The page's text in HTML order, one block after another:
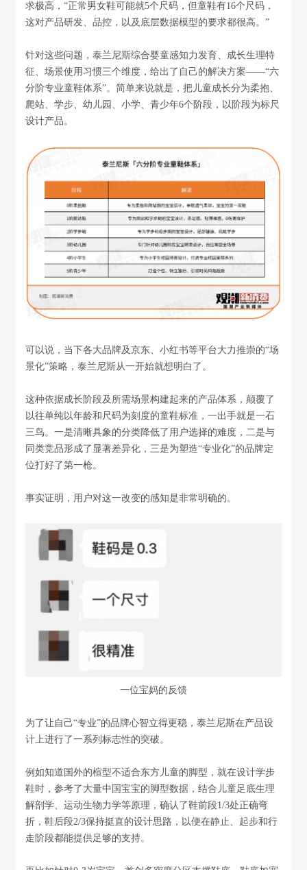
求极高，“正常男女鞋可能就5个尺码，但童鞋有16个尺码，
这对产品研发、品控，以及底层数据模型的要求都很高。”
针对这些问题，泰兰尼斯综合婴童感知力发育、成长生理特
征、场景使用习惯三个维度，给出了自己的解决方案——“六
分阶专业童鞋体系”。简单来说就是，把儿童成长分为柔抱、
爬站、学步、幼儿园、小学、青少年6个阶段，以阶段为标尺
设计产品。
可以说，当下各大品牌及京东、小红书等平台大力推崇的“场
景化”策略，泰兰尼斯从一开始就想明白了。
这种依据成长阶段及所需场景构建起来的产品体系，颠覆了
以往单纯以年龄和尺码为刻度的童鞋标准，一出手就是一石
三鸟。一是清晰具象的分类降低了用户选择的难度，二是与
同类竞品形成了显著差异化，三是为塑造“专业化”的品牌定
位打好了第一枪。
事实证明，用户对这一改变的感知是非常明确的。
一位宝妈的反馈
为了让自己“专业”的品牌心智立得更稳，泰兰尼斯在产品设
计上进行了一系列标志性的突破。
例如知道国外的楦型不适合东方儿童的脚型，就在设计学步
鞋时，参考了大量中国宝宝的脚型数据，结合儿童足底生理
解剖学、运动生物力学等原理，确认了鞋前段1/3处正确弯
折，鞋后段2/3保持挺直的设计思路，以便在静止、起步和行
走阶段都能提供足够的支持。